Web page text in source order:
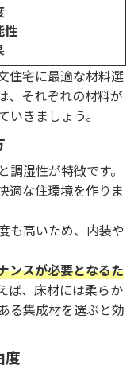
性
住宅に最適な材料選
、それぞれの材料が
きましょう。
湿性が特徴です。
適な住環境を作りま
も高いため、内装や
ンスが必要となるた
ば、床材には柔らか
る集成材を選ぶと効
度